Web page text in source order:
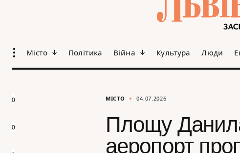
Місто Політика Війна Культура Люди
МІСТО 04.07.2026
Площу
аеропорт
0
0